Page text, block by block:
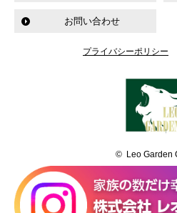
お問い合わせ
プライバシーポリシー
© Leo Garden